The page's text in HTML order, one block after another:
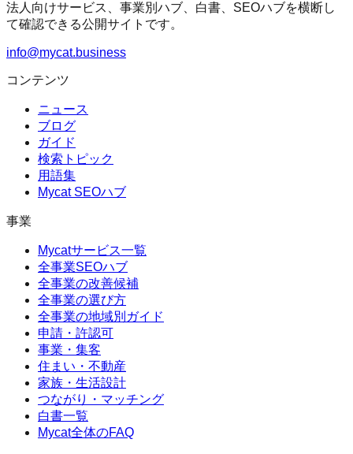
法人向けサービス、事業別ハブ、白書、SEOハブを横断し
て確認できる公開サイトです。
info@mycat.business
コンテンツ
ニュース
ブログ
ガイド
検索トピック
用語集
Mycat SEOハブ
事業
Mycatサービス一覧
全事業SEOハブ
全事業の改善候補
全事業の選び方
全事業の地域別ガイド
申請・許認可
事業・集客
住まい・不動産
家族・生活設計
つながり・マッチング
白書一覧
Mycat全体のFAQ